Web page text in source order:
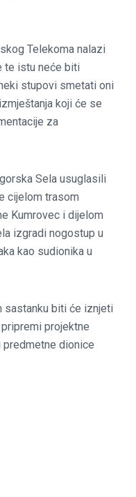
Telekoma nalazi
te istu neće biti
stupovi smetati oni
koji će se
za
Sela usuglasili
cijelom trasom
Kumrovec i dijelom
izgradi nogostup u
kao sudionika u
sastanku biti će iznjeti
projektne
dionice